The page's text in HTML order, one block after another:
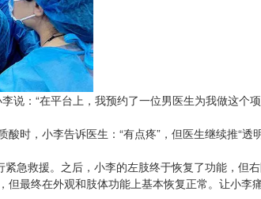
：“在平台上，我预约了一位男医生为我做这个
时，小李告诉医生：“有点疼”，但医生继续推“透
急救援。之后，小李的左肢终于恢复了功能，但右
最终在外观和肢体功能上基本恢复正常。让小李